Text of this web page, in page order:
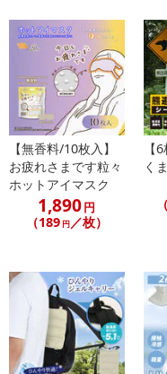
【賞味・消費期限のある商
商品到着時点でのお日持
のでご了承ください。
【キャンセルについて】
※お申込み後のキャンセル
記載されている内容を必
にご納得いただきましたう
※パッケージ変更や商品リ
参考の掲載画像や画像内
了により、商品詳細内に記
合がございます。
あらかじめご了承いただ
によるお申込み後のキャン
【無香料/10枚入】
お疲れさまです粒々
ホットアイマスク
1,890円
（189 円／枚）
【
く